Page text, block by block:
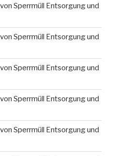
Sperrmüll Entsorgung und
Sperrmüll Entsorgung und
Sperrmüll Entsorgung und
Sperrmüll Entsorgung und
Sperrmüll Entsorgung und